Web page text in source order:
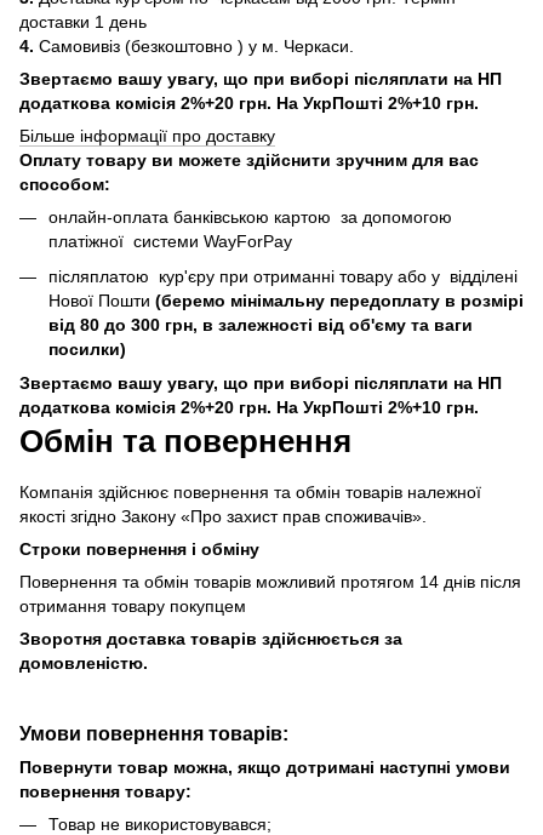
доставки 1 день
4. Самовивіз (безкоштовно ) у м. Черкаси.
Звертаємо вашу увагу, що при виборі післяплати на НП
додаткова комісія 2%+20 грн. На УкрПошті 2%+10 грн.
Більше інформації про доставку
Оплату товару ви можете здійснити зручним для вас
способом:
онлайн-оплата банківською картою за допомогою
платіжної системи WayForPay
післяплатою кур'єру при отриманні товару або у відділені
Нової Пошти (беремо мінімальну передоплату в розмірі
від 80 до 300 грн, в залежності від об'єму та ваги
посилки)
Звертаємо вашу увагу, що при виборі післяплати на НП
додаткова комісія 2%+20 грн. На УкрПошті 2%+10 грн.
Обмін та повернення
Компанія здійснює повернення та обмін товарів належної
якості згідно Закону «Про захист прав споживачів».
Строки повернення і обміну
Повернення та обмін товарів можливий протягом 14 днів після
отримання товару покупцем
Зворотня доставка товарів здійснюється за
домовленістю.
Умови повернення товарів:
Повернути товар можна, якщо дотримані наступні умови
повернення товару:
Товар не використовувався;